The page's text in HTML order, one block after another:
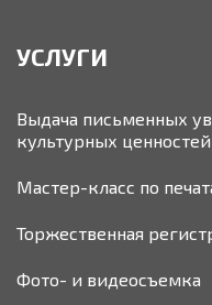
УСЛУГИ
Выдача письменных
культурных ценностей
Мастер-класс по
Торжественная
Фото- и видеосъемка